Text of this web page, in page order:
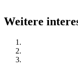
Weitere